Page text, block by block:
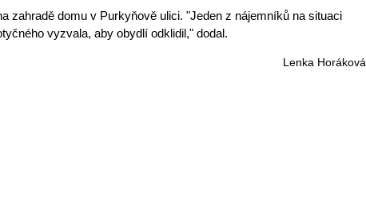
zahradě domu v Purkyňově ulici. "Jeden z nájemníků na situaci
vyzvala, aby obydlí odklidil," dodal.
Lenka Horáková